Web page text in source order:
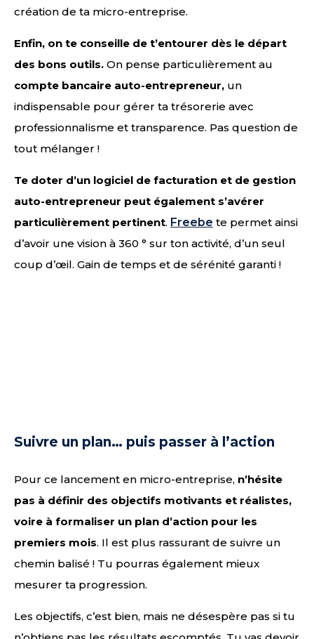
création de ta micro-entreprise.
Enfin, on te conseille de t’entourer dès le départ
des bons outils. On pense particulièrement au
compte bancaire auto-entrepreneur, un
indispensable pour gérer ta trésorerie avec
professionnalisme et transparence. Pas question de
tout mélanger !
Te doter d’un logiciel de facturation et de gestion
auto-entrepreneur peut également s’avérer
particulièrement pertinent. Freebe te permet ainsi
d’avoir une vision à 360 ° sur ton activité, d’un seul
coup d’œil. Gain de temps et de sérénité garanti !
Suivre un plan… puis passer à l’action
Pour ce lancement en micro-entreprise, n’hésite
pas à définir des objectifs motivants et réalistes,
voire à formaliser un plan d’action pour les
premiers mois. Il est plus rassurant de suivre un
chemin balisé ! Tu pourras également mieux
mesurer ta progression.
Les objectifs, c’est bien, mais ne désespère pas si tu